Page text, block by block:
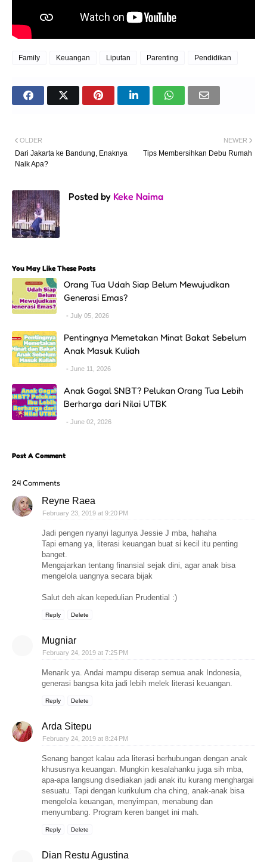
Family Keuangan Liputan Parenting Pendidikan
NEWER
Tips Membersihkan Debu Rumah
OLDER
Dari Jakarta ke Bandung, Enaknya
Naik Apa?
Posted by Keke Naima
You May Like These Posts
Orang Tua Udah Siap Belum Mewujudkan
Generasi Emas?
July 05, 2026
Pentingnya Memetakan Minat Bakat Sebelum
Anak Masuk Kuliah
June 11, 2026
Anak Gagal SNBT? Pelukan Orang Tua Lebih
Berharga dari Nilai UTBK
June 02, 2026
Post A Comment
24 Comments
Reyne Raea
February 23, 2019 at 9:20 PM
Jadi pengen nyanyi lagunya Jessie J mba, hahaha
Tapi emang ya, literasi keuangan buat si kecil itu penting
banget.
Mengajarkan tentang finansial sejak dini, agar anak bisa
mengelola uangnya secara bijak
Salut deh akan kepedulian Prudential :)
Reply Delete
Mugniar
February 24, 2019 at 7:25 PM
Menarik ya. Andai mampu diserap semua anak Indonesia,
generasi bangsa kita jadi lebih melek literasi keuangan.
Reply Delete
Arda Sitepu
February 24, 2019 at 8:24 PM
Senang banget kalau ada literasi berhubungan dengan anak
khususnya keuangan. Mungkin kesalahanku juga sih mba,
apa-apa langsung disediakan jadi anak itu kurang menghargai
sesuatu. Tapi dengan kurikulum cha ching, anak-anak bisa
mengelola keuangan, menyimpan, menabung dan
menyumbang. Program keren banget ini mah.
Reply Delete
Dian Restu Agustina